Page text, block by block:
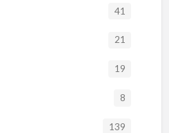
41
21
19
8
139